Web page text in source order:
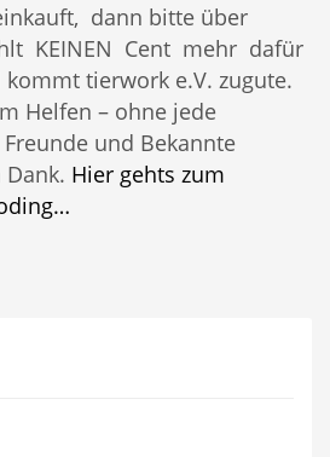
dann bitte über
KEINEN Cent mehr dafür
tierwork e.V. zugute.
Helfen – ohne jede
und Bekannte
Hier gehts zum